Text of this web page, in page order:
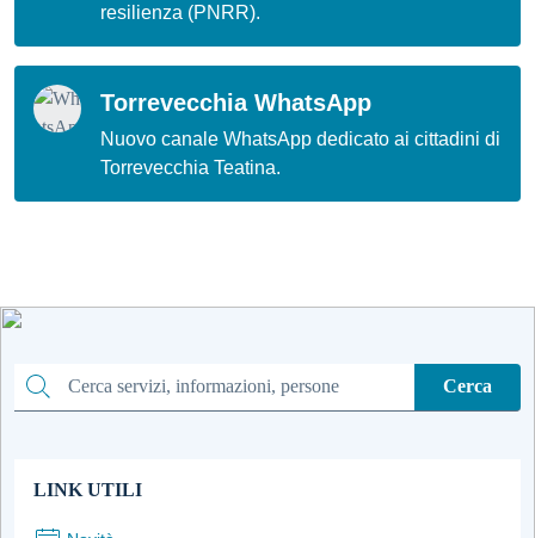
resilienza (PNRR).
Torrevecchia WhatsApp
Nuovo canale WhatsApp dedicato ai cittadini di
Torrevecchia Teatina.
Cerca
Cerca
LINK UTILI